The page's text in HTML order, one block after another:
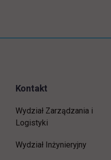
Kontakt
Wydział Zarządzania i
Logistyki
Wydział Inżynieryjny